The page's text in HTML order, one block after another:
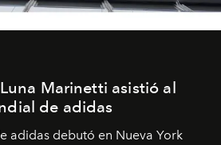
Marinetti asistió al
de adidas
adidas debutó en Nueva York